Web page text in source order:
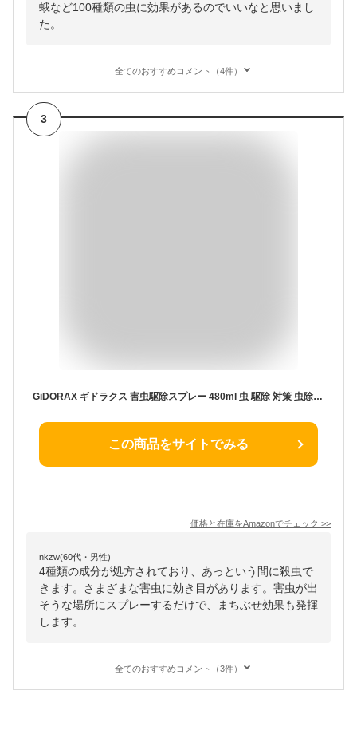
蛾など100種類の虫に効果があるのでいいなと思いまし
た。
全てのおすすめコメント（4件）
3
GiDORAX ギドラクス 害虫駆除スプレー 480ml 虫 駆除 対策 虫除け スプレー 害虫駆除剤 害虫用 屋内 屋外 兼用
この商品をサイトでみる
価格と在庫をAmazonでチェック >>
nkzw(60代・男性)
4種類の成分が処方されており、あっという間に殺虫で
きます。さまざまな害虫に効き目があります。害虫が出
そうな場所にスプレーするだけで、まちぶせ効果も発揮
します。
全てのおすすめコメント（3件）